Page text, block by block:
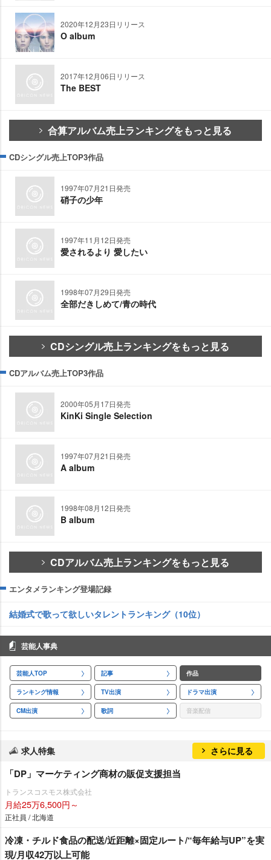
2020年12月23日リリース
O album
2017年12月06日リリース
The BEST
合算アルバム売上ランキングをもっと見る
CDシングル売上TOP3作品
1997年07月21日発売
硝子の少年
1997年11月12日発売
愛されるより 愛したい
1998年07月29日発売
全部だきしめて/青の時代
CDシングル売上ランキングをもっと見る
CDアルバム売上TOP3作品
2000年05月17日発売
KinKi Single Selection
1997年07月21日発売
A album
1998年08月12日発売
B album
CDアルバム売上ランキングをもっと見る
エンタメランキング登場記録
結婚式で歌って欲しいタレントランキング（10位）
芸能人事典
芸能人TOP 記事 作品
ランキング情報 TV出演 ドラマ出演
CM出演 歌詞 音楽配信
求人特集 さらに見る
「DP」マーケティング商材の販促支援担当
トランスコスモス株式会社
月給25万6,500円～
正社員 / 北海道
冷凍・チルド食品の配送/近距離×固定ルート/“毎年給与UP”を実
現/月収42万以上可能